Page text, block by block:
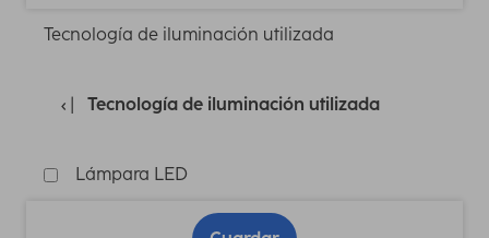
Tecnología de iluminación utilizada
Tecnología de iluminación utilizada
Lámpara LED